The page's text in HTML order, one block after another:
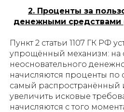
2. Проценты за
денежными средствами
Пункт 2 статьи 1107 ГК РФ
упрощённый механизм: на
неосновательного
начисляются проценты по
самый распространённый
увеличить исковые
начисляются с того